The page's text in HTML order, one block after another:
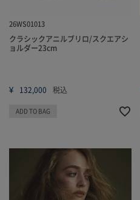
26WS01013
クラシックアニルブリロ/スクエアシ
ョルダー23cm
¥ 132,000 税込
ADD TO BAG